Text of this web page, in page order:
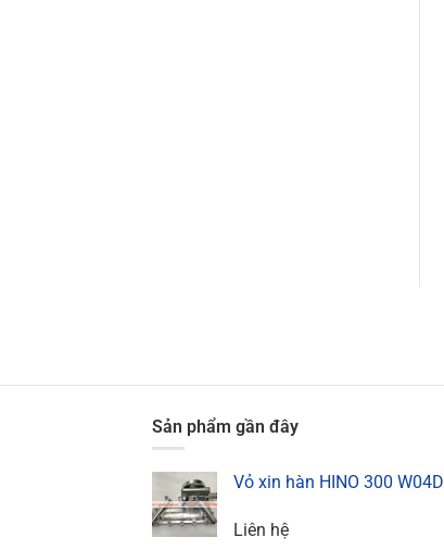
Sản phẩm gần đây
Vỏ xin hàn HINO 300 W04D
Liên hệ